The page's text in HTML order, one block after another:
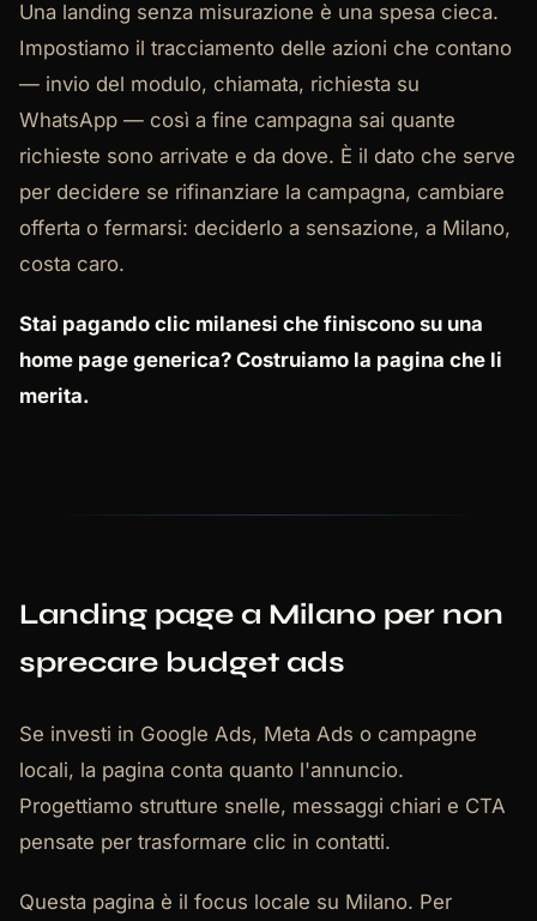
Una landing senza misurazione è una spesa cieca.
Impostiamo il tracciamento delle azioni che contano
— invio del modulo, chiamata, richiesta su
WhatsApp — così a fine campagna sai quante
richieste sono arrivate e da dove. È il dato che serve
per decidere se rifinanziare la campagna, cambiare
offerta o fermarsi: deciderlo a sensazione, a Milano,
costa caro.
Stai pagando clic milanesi che finiscono su una
home page generica? Costruiamo la pagina che li
merita.
Landing page a Milano per non
sprecare budget ads
Se investi in Google Ads, Meta Ads o campagne
locali, la pagina conta quanto l'annuncio.
Progettiamo strutture snelle, messaggi chiari e CTA
pensate per trasformare clic in contatti.
Questa pagina è il focus locale su Milano. Per